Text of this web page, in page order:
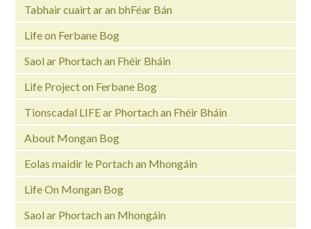
Tabhair cuairt ar an bhFéar Bán
Life on Ferbane Bog
Saol ar Phortach an Fhéir Bháin
Life Project on Ferbane Bog
Tionscadal LIFE ar Phortach an Fhéir Bháin
About Mongan Bog
Eolas maidir le Portach an Mhongáin
Life On Mongan Bog
Saol ar Phortach an Mhongáin